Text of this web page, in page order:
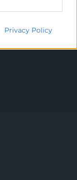
Privacy Policy